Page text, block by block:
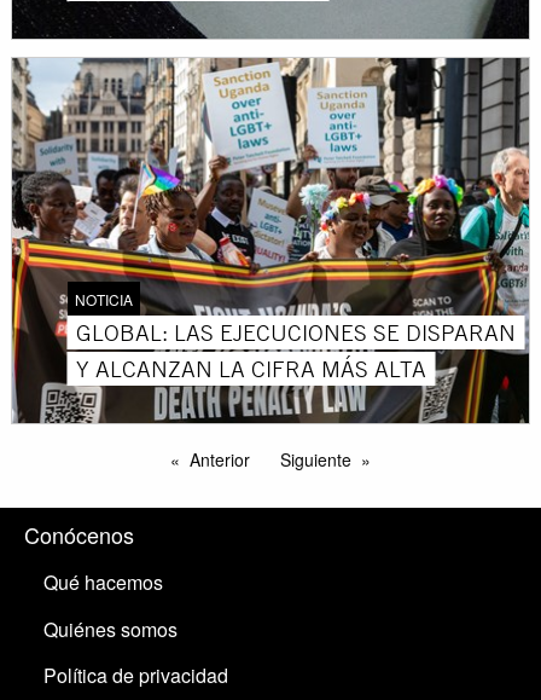
NOTICIA
GLOBAL: LAS EJECUCIONES SE DISPARAN
Y ALCANZAN LA CIFRA MÁS ALTA
Anterior Siguiente
Conócenos
Qué hacemos
Quiénes somos
Política de privacidad